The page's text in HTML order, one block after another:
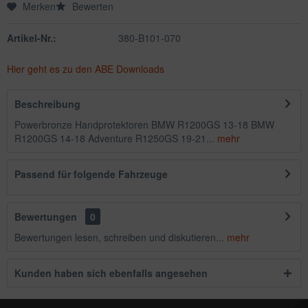
Merken Bewerten
Artikel-Nr.: 380-B101-070
Hier geht es zu den ABE Downloads
Beschreibung
Powerbronze Handprotektoren BMW R1200GS 13-18 BMW
R1200GS 14-18 Adventure R1250GS 19-21... mehr
Passend für folgende Fahrzeuge
Bewertungen
0
Bewertungen lesen, schreiben und diskutieren... mehr
Kunden haben sich ebenfalls angesehen